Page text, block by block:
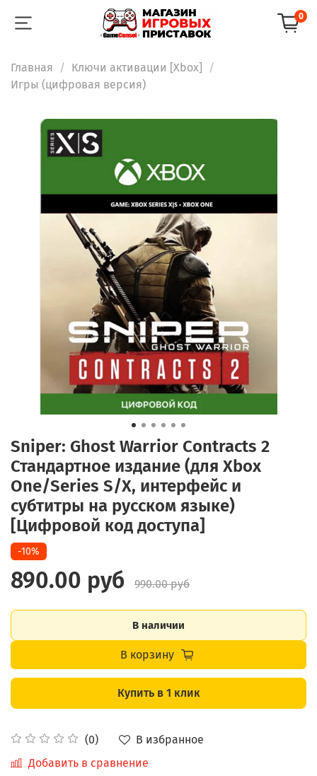
0
Главная
Ключи активации [Xbox]
Игры (цифровая версия)
Sniper: Ghost Warrior Contracts 2
Стандартное издание (для Xbox
One/Series S/X, интерфейс и
субтитры на русском языке)
[Цифровой код доступа]
(0)
В избранное
Добавить в сравнение
-10%
890.00 руб 990.00 руб
В наличии
В корзину
Купить в 1 клик